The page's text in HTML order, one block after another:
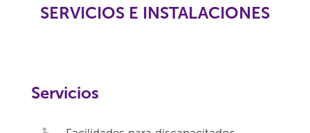
SERVICIOS E INSTALACIONES
Servicios